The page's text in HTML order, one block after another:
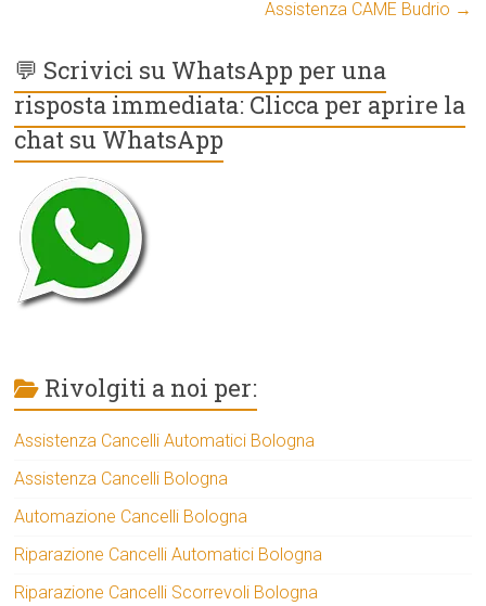
Assistenza CAME Budrio →
💬 Scrivici su WhatsApp per una
risposta immediata: Clicca per aprire la
chat su WhatsApp
Rivolgiti a noi per:
Assistenza Cancelli Automatici Bologna
Assistenza Cancelli Bologna
Automazione Cancelli Bologna
Riparazione Cancelli Automatici Bologna
Riparazione Cancelli Scorrevoli Bologna